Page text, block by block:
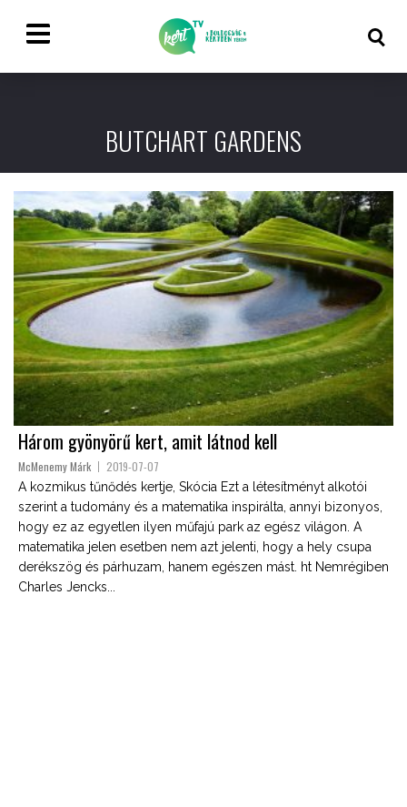
BUTCHART GARDENS
Három gyönyörű kert, amit látnod kell
McMenemy Márk 2019-07-07
A kozmikus tűnődés kertje, Skócia Ezt a létesítményt alkotói
szerint a tudomány és a matematika inspirálta, annyi bizonyos,
hogy ez az egyetlen ilyen műfajú park az egész világon. A
matematika jelen esetben nem azt jelenti, hogy a hely csupa
derékszög és párhuzam, hanem egészen mást. ht Nemrégiben
Charles Jencks...